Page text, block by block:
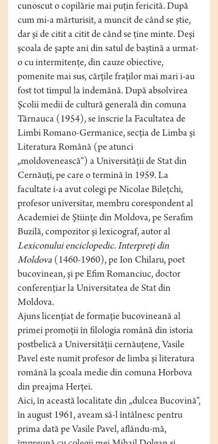
cunoscut o copilărie mai puţin fericită. După
cum mi-a mărturisit, a muncit de când se ştie,
dar şi de citit a citit de când se ţine minte. Deşi
şcoala de şapte ani din satul de baştină a urmat-
o cu intermitenţe, din cauze obiective,
pomenite mai sus, cărţile fraţilor mai mari i-au
fost tot timpul la îndemână. După absolvirea
Şcolii medii de cultură generală din comuna
Târnauca (1954), se înscrie la Facultatea de
Limbi Romano-Germanice, secţia de Limba şi
Literatura Română (pe atunci
„moldovenească”) a Universităţii de Stat din
Cernăuţi, pe care o termină în 1959. La
facultate i-a avut colegi pe Nicolae Bileţchi,
profesor universitar, membru corespondent al
Academiei de Ştiinţe din Moldova, pe Serafim
Buzilă, compozitor şi lexicograf, autor al
Lexiconului enciclopedic. Interpreţi din
Moldova (1460-1960), pe Ion Chilaru, poet
bucovinean, şi pe Efim Romanciuc, doctor
conferenţiar la Universitatea de Stat din
Moldova.
Ajuns licenţiat de formaţie bucovineană al
primei promoţii în filologia română din istoria
postbelică a Universităţii cernăuţene, Vasile
Pavel este numit profesor de limba şi literatura
română la şcoala medie din comuna Horbova
din preajma Herţei.
Aici, în această localitate din „dulcea Bucovină”,
în august 1961, aveam să-l întâlnesc pentru
prima dată pe Vasile Pavel, aflându-mă,